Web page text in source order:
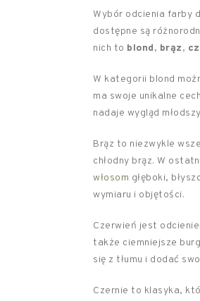
Wybór odcienia farby
dostępne są
nich to blond, brąz,
W kategorii blond
ma swoje unikalne
nadaje wygląd
Brąz to niezwykle
chłodny brąz. W
włosom głęboki,
wymiaru i objętości.
Czerwień jest
także ciemniejsze
się z tłumu i dodać
Czernie to klasyka,